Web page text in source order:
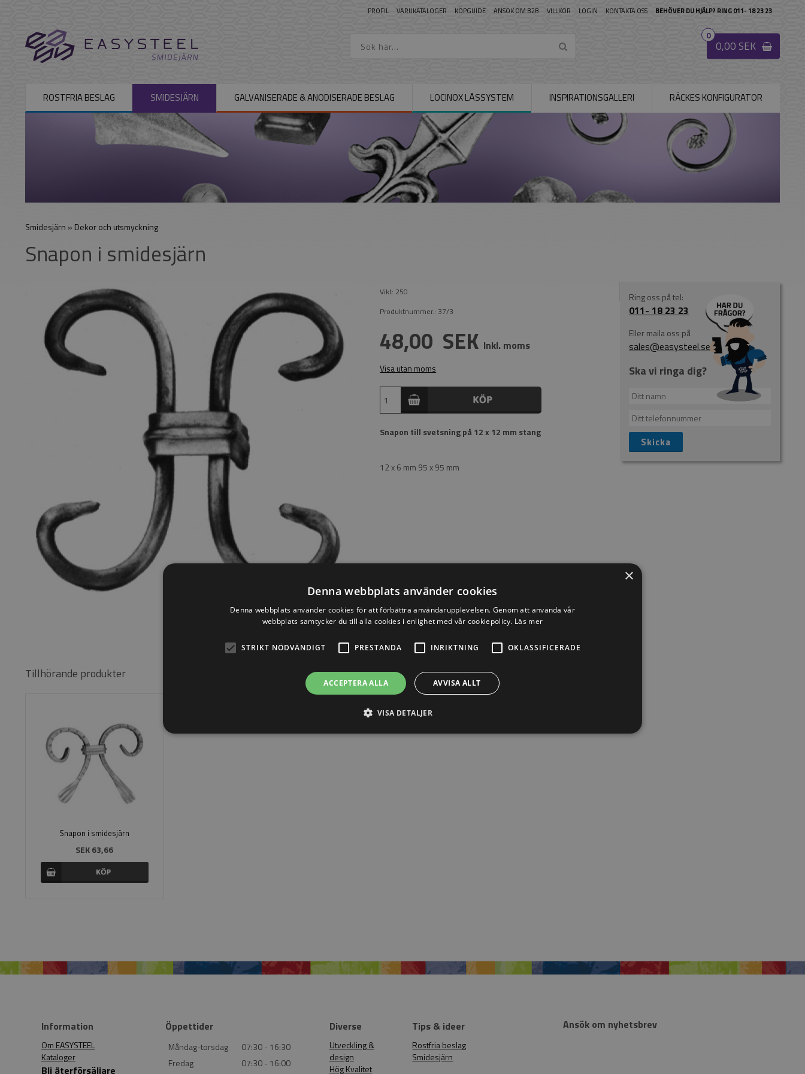
0
0,00 SEK
PROFIL VARUKATALOGER KÖPGUIDE ANSÖK OM B2B VILLKOR LOGIN KONTAKTA OSS BEHÖVER DU HJÄLP? RING 011- 18 23 23
ROSTFRIA BESLAG SMIDESJÄRN GALVANISERADE & ANODISERADE BESLAG LOCINOX LÅSSYSTEM INSPIRATIONSGALLERI RÄCKES KONFIGURATOR
Smidesjärn » Dekor och utsmyckning
Snapon i smidesjärn
Vikt: 250
Produktnummer.: 37/3
48,00 SEK Inkl. moms
Visa utan moms
Snapon till svetsning på 12 x 12 mm stang
Ring oss på tel:
011- 18 23 23
Eller maila oss på
sales@easysteel.se
Ska vi ringa dig?
12 x 6 mm 95 x 95 mm
Tillhörande produkter
Snapon i smidesjärn
SEK 63,66
Information
Om EASYSTEEL
Kataloger
Bli återförsäljare
Öppettider
Måndag-torsdag
07:30 - 16:30
Fredag
07:30 - 16:00
Diverse
Utveckling &
design
Hög Kvalitet
Tips & ideer
Rostfria beslag
Smidesjärn
Ansök om nyhetsbrev
×
Denna webbplats använder cookies
Denna webbplats använder cookies för att förbättra användarupplevelsen. Genom att använda vår
webbplats samtycker du till alla cookies i enlighet med vår cookiepolicy. Läs mer
STRIKT NÖDVÄNDIGT PRESTANDA INRIKTNING OKLASSIFICERADE
ACCEPTERA ALLA AVVISA ALLT
VISA DETALJER